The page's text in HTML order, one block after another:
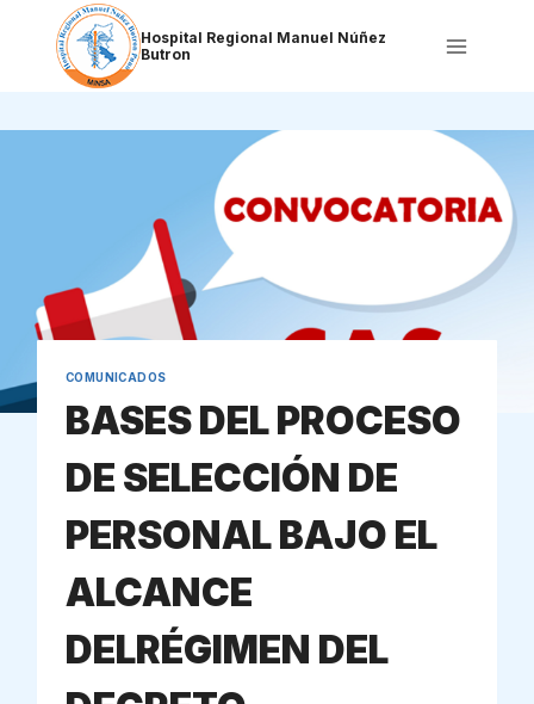
contenido
Hospital Regional Manuel Núñez
Butron
COMUNICADOS
BASES DEL PROCESO
DE SELECCIÓN DE
PERSONAL BAJO EL
ALCANCE
DELRÉGIMEN DEL